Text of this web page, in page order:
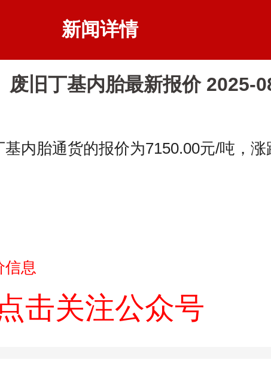
新闻详情
废旧丁基内胎最新报价 2025-
内胎通货的报价为7150.00元/吨，
信息
击关注公众号